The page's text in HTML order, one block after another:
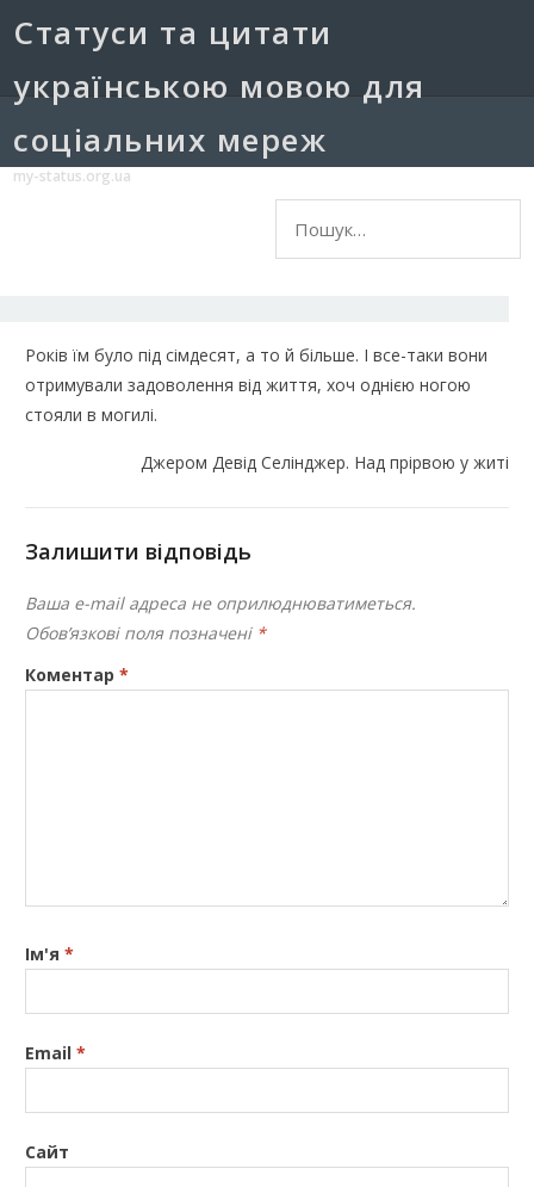
Cтатуси та цитати
українською мовою для
соціальних мереж
my-status.org.ua
Років їм було під сімдесят, а то й більше. І все-таки вони
отримували задоволення від життя, хоч однією ногою
стояли в могилі.
Джером Девід Селінджер. Над прірвою у житі
Залишити відповідь
Ваша e-mail адреса не оприлюднюватиметься.
Обов’язкові поля позначені *
Коментар*
Ім'я*
Email*
Сайт